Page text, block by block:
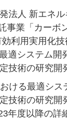
法人 新エネ
事業「カー
利用実用化
適システム開
技術の研究開
ける最適シ
技術の研究開
年度以降の詳